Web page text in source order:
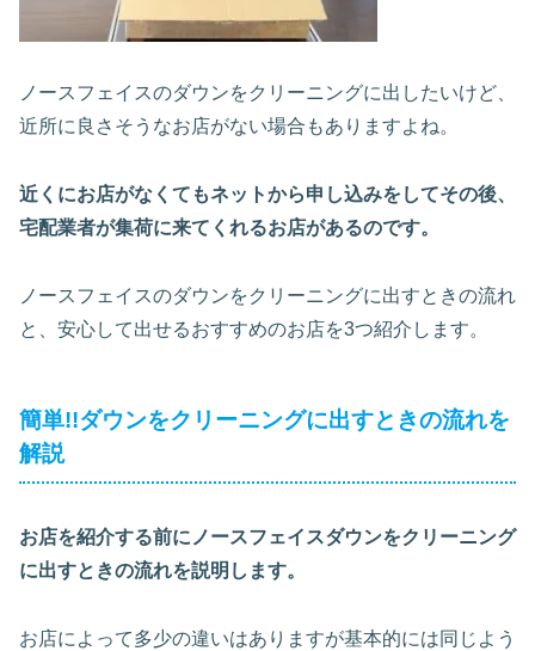
ノースフェイスのダウンをクリーニングに出したいけど、
近所に良さそうなお店がない場合もありますよね。
近くにお店がなくてもネットから申し込みをしてその後、
宅配業者が集荷に来てくれるお店があるのです。
ノースフェイスのダウンをクリーニングに出すときの流れ
と、安心して出せるおすすめのお店を3つ紹介します。
簡単!!ダウンをクリーニングに出すときの流れを
解説
お店を紹介する前にノースフェイスダウンをクリーニング
に出すときの流れを説明します。
お店によって多少の違いはありますが基本的には同じよう